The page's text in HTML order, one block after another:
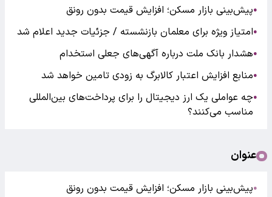
●پیش‌بینی بازار مسکن؛ افزایش قیمت بدون رونق
●امتیاز ویژه برای معلمان بازنشسته / جزئیات جدید اعلام شد
●هشدار بانک ملت درباره آگهی‌های جعلی استخدام
●منابع افزایش اعتبار کالابرگ به زودی تامین خواهد شد
●چه عواملی یک ارز دیجیتال را برای پرداخت‌های بین‌المللی
مناسب می‌کنند؟
عنوان
●پیش‌بینی بازار مسکن؛ افزایش قیمت بدون رونق